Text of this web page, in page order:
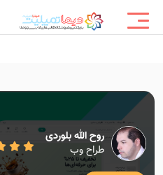
روح الله بلوردی
طراح وب